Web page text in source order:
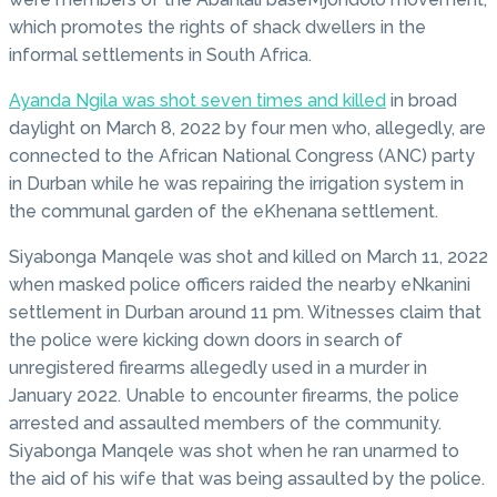
which promotes the rights of shack dwellers in the
informal settlements in South Africa.
Ayanda Ngila was shot seven times and killed in broad
daylight on March 8, 2022 by four men who, allegedly, are
connected to the African National Congress (ANC) party
in Durban while he was repairing the irrigation system in
the communal garden of the eKhenana settlement.
Siyabonga Manqele was shot and killed on March 11, 2022
when masked police officers raided the nearby eNkanini
settlement in Durban around 11 pm. Witnesses claim that
the police were kicking down doors in search of
unregistered firearms allegedly used in a murder in
January 2022. Unable to encounter firearms, the police
arrested and assaulted members of the community.
Siyabonga Manqele was shot when he ran unarmed to
the aid of his wife that was being assaulted by the police.